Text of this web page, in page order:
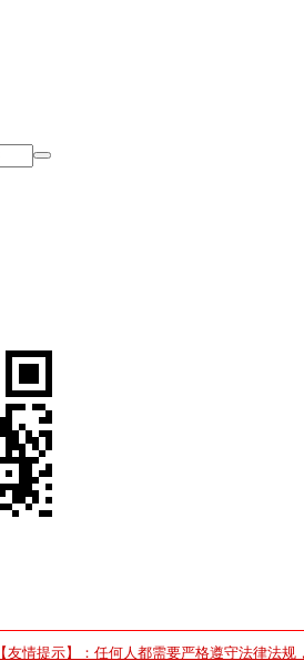
【友情提示】：任何人都需要严格遵守法律法